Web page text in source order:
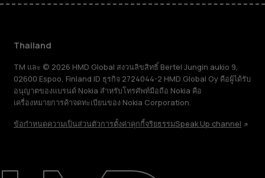
เกี่ยวกับ
Thailand
TM และ © 2026 HMD Global สงวนลิขสิทธิ์ Bertel Jungin aukio 9,
02600 Espoo, Finland ID ธุรกิจ 2724044-2 HMD Global Oy คือผู้ได้รับ
อนุญาตของแบรนด์ Nokia สำหรับโทรศัพท์มือถือ Nokia คือ
เครื่องหมายการค้าจดทะเบียนของ Nokia Corporation.
ข้อกำหนดความเป็นส่วนตัวการตั้งค่าคุกกี้จริยธรรมSpeak Up channel